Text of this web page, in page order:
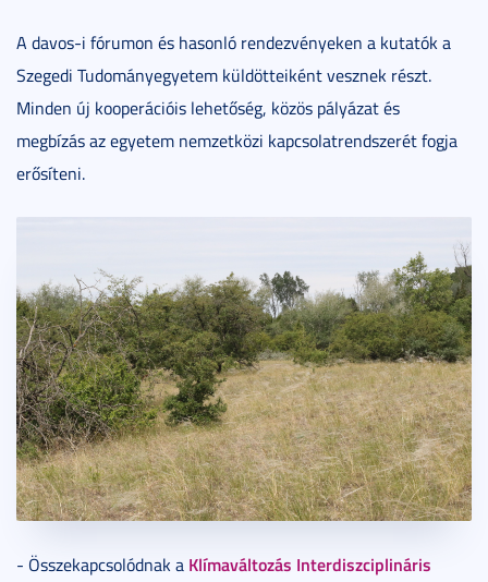
A davos-i fórumon és hasonló rendezvényeken a kutatók a
Szegedi Tudományegyetem küldötteiként vesznek részt.
Minden új kooperációis lehetőség, közös pályázat és
megbízás az egyetem nemzetközi kapcsolatrendszerét fogja
erősíteni.
- Összekapcsolódnak a Klímaváltozás Interdiszciplináris